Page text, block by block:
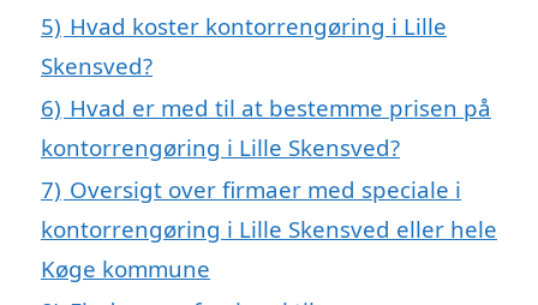
5) Hvad koster kontorrengøring i Lille
Skensved?
6) Hvad er med til at bestemme prisen på
kontorrengøring i Lille Skensved?
7) Oversigt over firmaer med speciale i
kontorrengøring i Lille Skensved eller hele
Køge kommune